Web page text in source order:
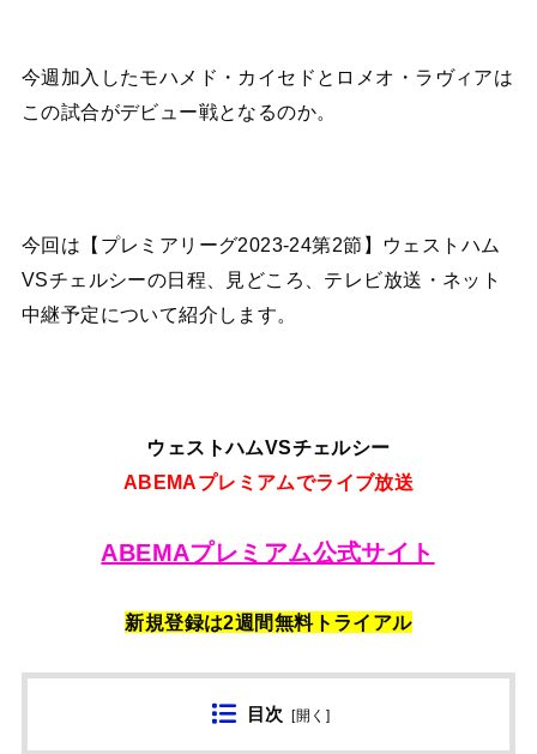
今週加入したモハメド・カイセドとロメオ・ラヴィアは
この試合がデビュー戦となるのか。
今回は【プレミアリーグ2023-24第2節】ウェストハム
VSチェルシーの日程、見どころ、テレビ放送・ネット
中継予定について紹介します。
ウェストハムVSチェルシー
ABEMAプレミアムでライブ放送
ABEMAプレミアム公式サイト
新規登録は2週間無料トライアル
目次 [開く ]